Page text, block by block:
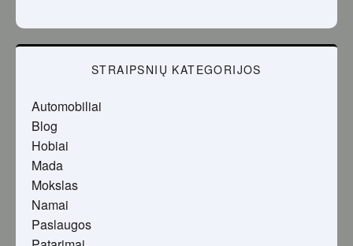
STRAIPSNIŲ KATEGORIJOS
Automobiliai
Blog
Hobiai
Mada
Mokslas
Namai
Paslaugos